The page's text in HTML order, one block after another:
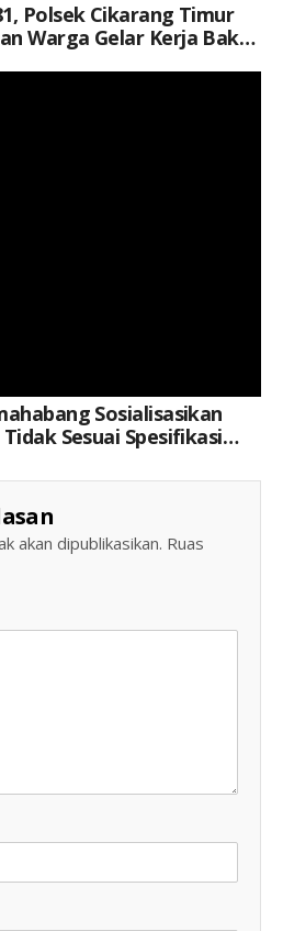
Polsek Cikarang Timur
Warga Gelar Kerja Bakti
Sosialisasikan
Sesuai Spesifikasi
akan dipublikasikan. Ruas